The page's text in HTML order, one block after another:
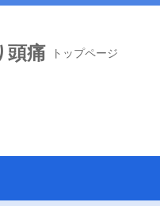
トップページ